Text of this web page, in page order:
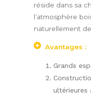
réside dans sa
l’atmosphère
naturellement
Avantages :
Grands
ultérieures